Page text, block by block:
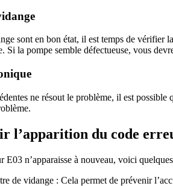
sont en bon état, il est temps de vérifier
Si la pompe semble défectueuse, vous
ne résout le problème, il est
l’apparition du code
E03 n’apparaisse à nouveau, voici
de vidange : Cela permet de prévenir